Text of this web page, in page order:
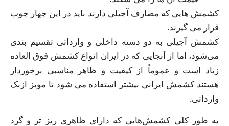
کشمش‌ هایی که مصارف آجیلی دارند باید در این چهار چوب
قرار می گیرند.
کشمش آجیلی به دو دسته داخلی و وارداتی تقسیم بندی
می‌شود، اما از آنجایی که در ایران انواع کشمش فوق العاده
زیاد است و عموماً از کیفیت و ظاهر مناسبی برخوردار
هستند کشمش ایرانی بیشتر استفاده می‌ شود تا مویز ازبک
وارداتی.
به طور کلی کشمش‌هایی که دارای ظاهری ریز تر و گرد